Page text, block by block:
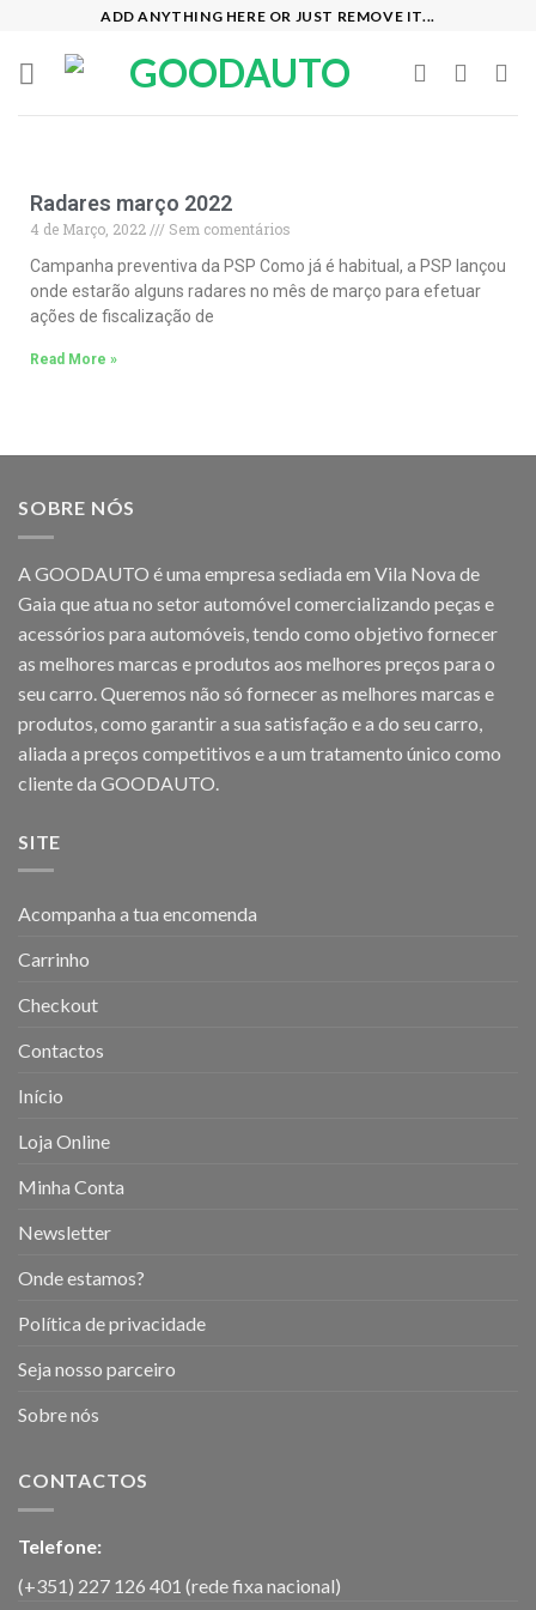
ADD ANYTHING HERE OR JUST REMOVE IT...
Radares março 2022
4 de Março, 2022
Sem comentários
Campanha preventiva da PSP Como já é habitual, a PSP lançou
onde estarão alguns radares no mês de março para efetuar
ações de fiscalização de
Read More »
SOBRE NÓS
A GOODAUTO é uma empresa sediada em Vila Nova de
Gaia que atua no setor automóvel comercializando peças e
acessórios para automóveis, tendo como objetivo fornecer
as melhores marcas e produtos aos melhores preços para o
seu carro. Queremos não só fornecer as melhores marcas e
produtos, como garantir a sua satisfação e a do seu carro,
aliada a preços competitivos e a um tratamento único como
cliente da GOODAUTO.
SITE
Acompanha a tua encomenda
Carrinho
Checkout
Contactos
Início
Loja Online
Minha Conta
Newsletter
Onde estamos?
Política de privacidade
Seja nosso parceiro
Sobre nós
CONTACTOS
Telefone:
(+351) 227 126 401 (rede fixa nacional)